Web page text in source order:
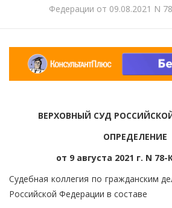
Федерации от 09.08.2021 N
ВЕРХОВНЫЙ СУД
ОПРЕДЕЛЕНИЕ
от 9 августа 2021 г. N 78-
Судебная коллегия по гражданским
Российской Федерации в составе